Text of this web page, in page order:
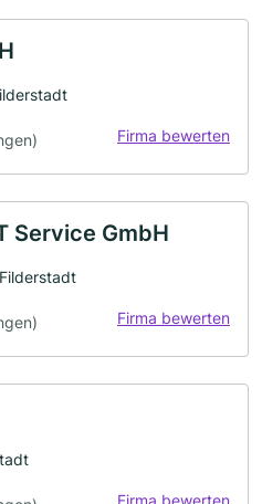
Firma bewerten
Service GmbH
Firma bewerten
Firma bewerten